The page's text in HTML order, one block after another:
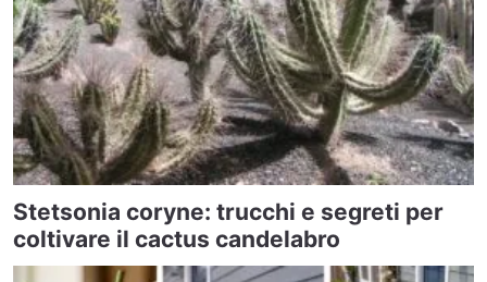
Stetsonia coryne: trucchi e segreti per
coltivare il cactus candelabro